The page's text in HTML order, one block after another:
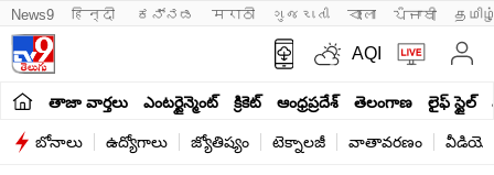
News9 हिन्दी ಕನ್ನಡ मराठी ગુજરાતી বাংলা ਪੰਜਾਬੀ
AQI
తాజా వార్తలు ఎంటర్టైన్మెంట్ క్రికెట్ ఆంధ్రప్రదేశ్ తెలంగాణ లైఫ్ స్టైల్
బోనాలు ఉద్యోగాలు జ్యోతిష్యం టెక్నాలజీ వాతావరణం